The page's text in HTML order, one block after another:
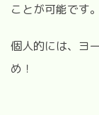
ことが可能です。
個人的には、ヨ
め！